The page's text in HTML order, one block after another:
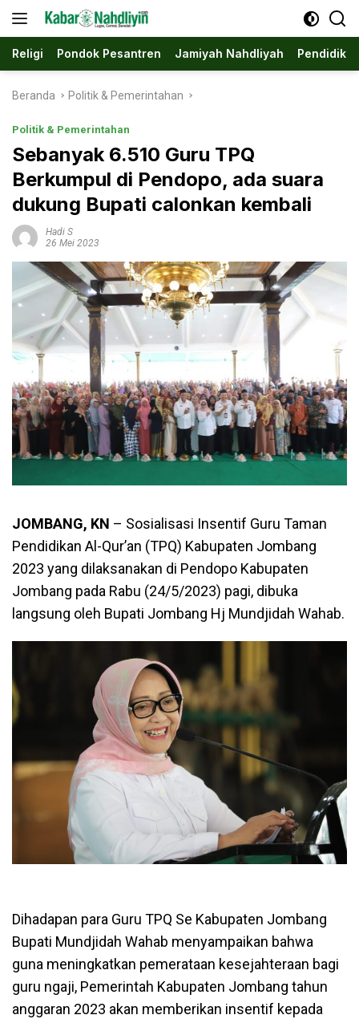
Religi Pondok Pesantren Jamiyah Nahdliyah
Beranda Politik & Pemerintahan
Politik & Pemerintahan
Sebanyak 6.510 Guru TPQ
Berkumpul di Pendopo, ada suara
dukung Bupati calonkan kembali
Hadi S
26 Mei 2023
JOMBANG, KN – Sosialisasi Insentif Guru Taman
Pendidikan Al-Qur’an (TPQ) Kabupaten Jombang
2023 yang dilaksanakan di Pendopo Kabupaten
Jombang pada Rabu (24/5/2023) pagi, dibuka
langsung oleh Bupati Jombang Hj Mundjidah Wahab.
Dihadapan para Guru TPQ Se Kabupaten Jombang
Bupati Mundjidah Wahab menyampaikan bahwa
guna meningkatkan pemerataan kesejahteraan bagi
guru ngaji, Pemerintah Kabupaten Jombang tahun
anggaran 2023 akan memberikan insentif kepada